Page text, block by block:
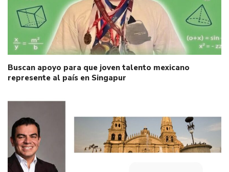
Buscan apoyo para que joven talento mexicano
represente al país en Singapur